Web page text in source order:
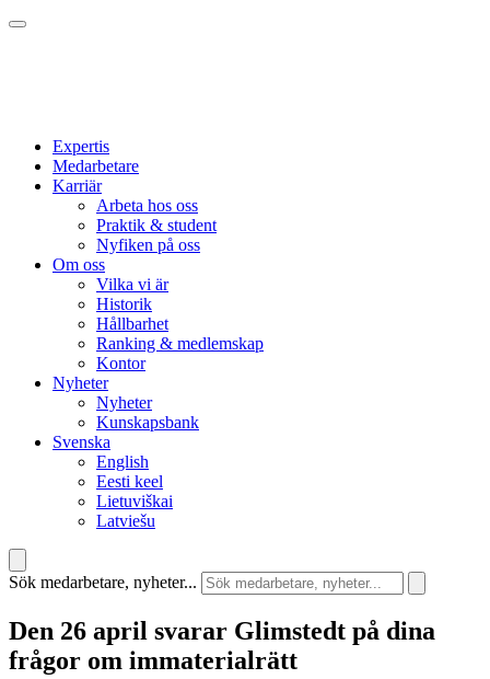
Expertis
Medarbetare
Karriär
Arbeta hos oss
Praktik & student
Nyfiken på oss
Om oss
Vilka vi är
Historik
Hållbarhet
Ranking & medlemskap
Kontor
Nyheter
Nyheter
Kunskapsbank
Svenska
English
Eesti keel
Lietuviškai
Latviešu
Sök medarbetare, nyheter...
Den 26 april svarar Glimstedt på dina
frågor om immaterialrätt